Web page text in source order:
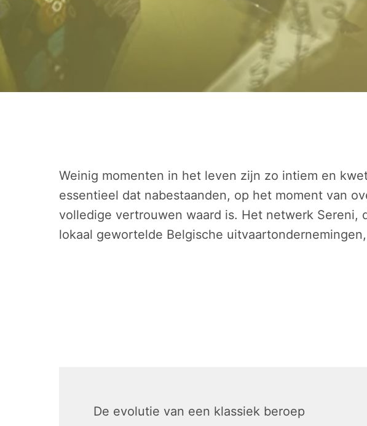
Weinig momenten in het leven zijn zo intiem en
essentieel dat nabestaanden, op het moment van
volledige vertrouwen waard is. Het netwerk
lokaal gewortelde Belgische
De evolutie van een klassiek beroep